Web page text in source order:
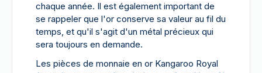
chaque année. Il est également important de
se rappeler que l'or conserve sa valeur au fil du
temps, et qu'il s'agit d'un métal précieux qui
sera toujours en demande.
Les pièces de monnaie en or Kangaroo Royal